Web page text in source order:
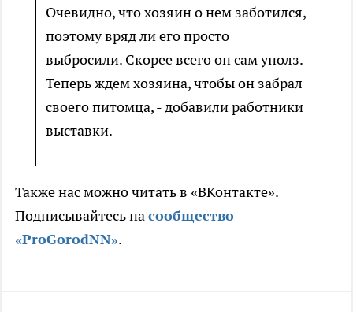
Очевидно, что хозяин о нем заботился,
поэтому вряд ли его просто
выбросили. Скорее всего он сам уполз.
Теперь ждем хозяина, чтобы он забрал
своего питомца, - добавили работники
выставки.
Также нас можно читать в «ВКонтакте».
Подписывайтесь насообщество
«ProGorodNN».